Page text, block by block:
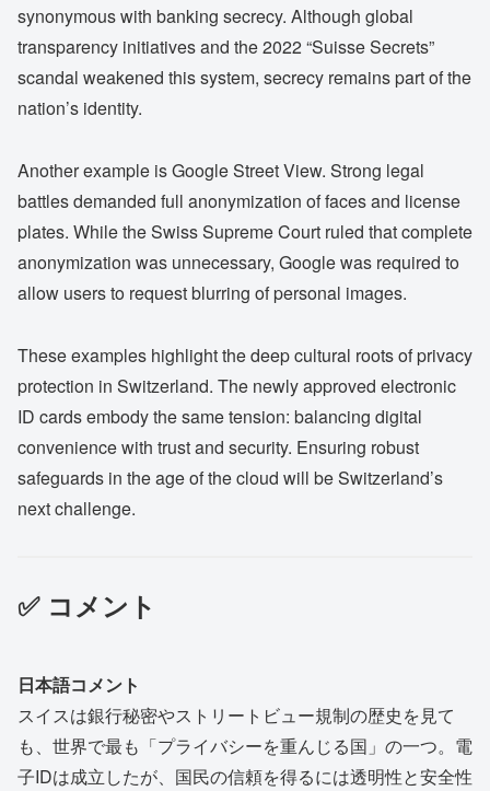
synonymous with banking secrecy. Although global
transparency initiatives and the 2022 “Suisse Secrets”
scandal weakened this system, secrecy remains part of the
nation’s identity.
Another example is Google Street View. Strong legal
battles demanded full anonymization of faces and license
plates. While the Swiss Supreme Court ruled that complete
anonymization was unnecessary, Google was required to
allow users to request blurring of personal images.
These examples highlight the deep cultural roots of privacy
protection in Switzerland. The newly approved electronic
ID cards embody the same tension: balancing digital
convenience with trust and security. Ensuring robust
safeguards in the age of the cloud will be Switzerland’s
next challenge.
✅ コメント
日本語コメント
スイスは銀行秘密やストリートビュー規制の歴史を見て
も、世界で最も「プライバシーを重んじる国」の一つ。電
子IDは成立したが、国民の信頼を得るには透明性と安全性